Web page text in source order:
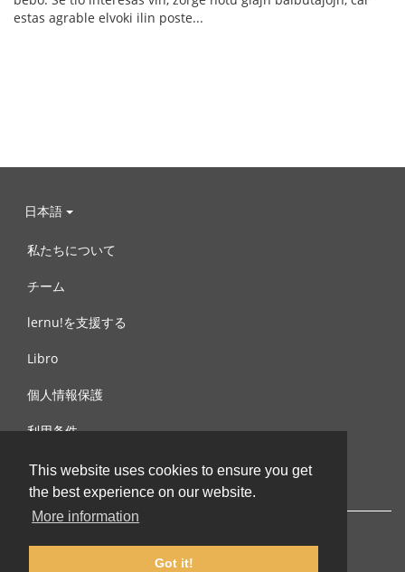
This website uses cookies to ensure you get
the best experience on our website.
More information
Got it!
estas agrable elvoki ilin poste...
日本語
私たちについて
チーム
lernu!を支援する
Libro
個人情報保護
利用条件
お問合せ